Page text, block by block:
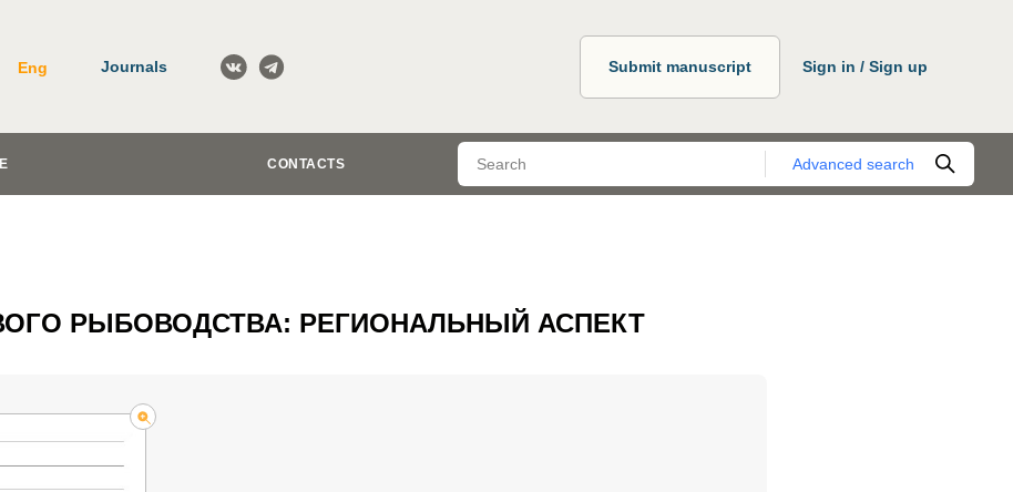
Eng Journals Submit manuscript Sign in / Sign up
CONTACTS Advanced search
РЫБОВОДСТВА: РЕГИОНАЛЬНЫЙ АСПЕКТ